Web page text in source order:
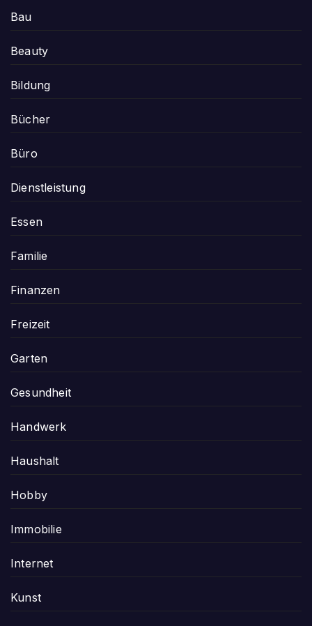
Bau
Beauty
Bildung
Bücher
Büro
Dienstleistung
Essen
Familie
Finanzen
Freizeit
Garten
Gesundheit
Handwerk
Haushalt
Hobby
Immobilie
Internet
Kunst